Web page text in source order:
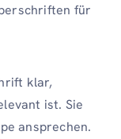
für
klar,
ist. Sie
ansprechen.